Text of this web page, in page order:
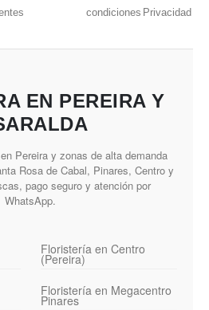
condiciones Privacidad
EN PEREIRA Y
Pereira y zonas de alta demanda
Rosa de Cabal, Pinares, Centro y
pago seguro y atención por
WhatsApp.
Floristería en Centro
(Pereira)
Floristería en Megacentro
Pinares